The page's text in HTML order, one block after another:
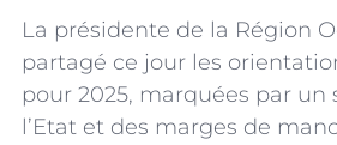
La présidente de la Région
partagé ce jour les
pour 2025, marquées par un
l’Etat et des marges de